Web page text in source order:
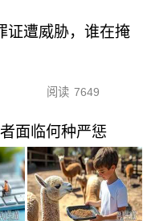
证遭威胁，谁在掩
阅读 7649
面临何种严惩